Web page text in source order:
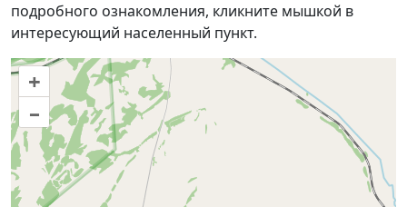
подробного ознакомления, кликните мышкой в
интересующий населенный пункт.
+
–